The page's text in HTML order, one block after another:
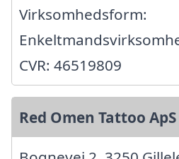
Virksomhedsform:
CVR: 46519809
Red Omen Tattoo ApS